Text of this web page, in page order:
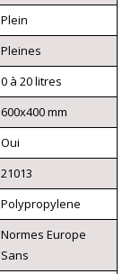
Plein
Pleines
0 à 20 litres
600x400 mm
Oui
21013
Polypropylene
Normes Europe
Sans